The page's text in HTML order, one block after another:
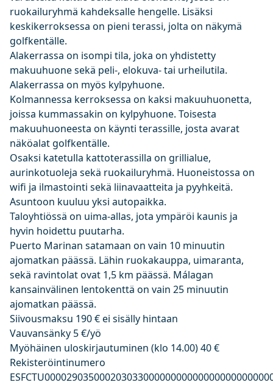
ruokailuryhmä kahdeksalle hengelle. Lisäksi
keskikerroksessa on pieni terassi, jolta on näkymä
golfkentälle.
Alakerrassa on isompi tila, joka on yhdistetty
makuuhuone sekä peli-, elokuva- tai urheilutila.
Alakerrassa on myös kylpyhuone.
Kolmannessa kerroksessa on kaksi makuuhuonetta,
joissa kummassakin on kylpyhuone. Toisesta
makuuhuoneesta on käynti terassille, josta avarat
näköalat golfkentälle.
Osaksi katetulla kattoterassilla on grillialue,
aurinkotuoleja sekä ruokailuryhmä. Huoneistossa on
wifi ja ilmastointi sekä liinavaatteita ja pyyhkeitä.
Asuntoon kuuluu yksi autopaikka.
Taloyhtiössä on uima-allas, jota ympäröi kaunis ja
hyvin hoidettu puutarha.
Puerto Marinan satamaan on vain 10 minuutin
ajomatkan päässä. Lähin ruokakauppa, uimaranta,
sekä ravintolat ovat 1,5 km päässä. Málagan
kansainvälinen lentokenttä on vain 25 minuutin
ajomatkan päässä.
Siivousmaksu 190 € ei sisälly hintaan
Vauvansänky 5 €/yö
Myöhäinen uloskirjautuminen (klo 14.00) 40 €
Rekisteröintinumero